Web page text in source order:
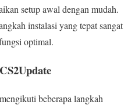
setup awal dengan mudah.
instalasi yang tepat sangat
optimal.
beberapa langkah